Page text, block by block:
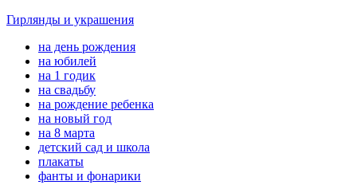
Гирлянды и украшения
на день рождения
на юбилей
на 1 годик
на свадьбу
на рождение ребенка
на новый год
на 8 марта
детский сад и школа
плакаты
фанты и фонарики